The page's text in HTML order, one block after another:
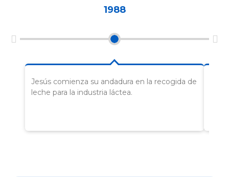
1988
Jesús comienza su andadura en la recogida de
leche para la industria láctea.